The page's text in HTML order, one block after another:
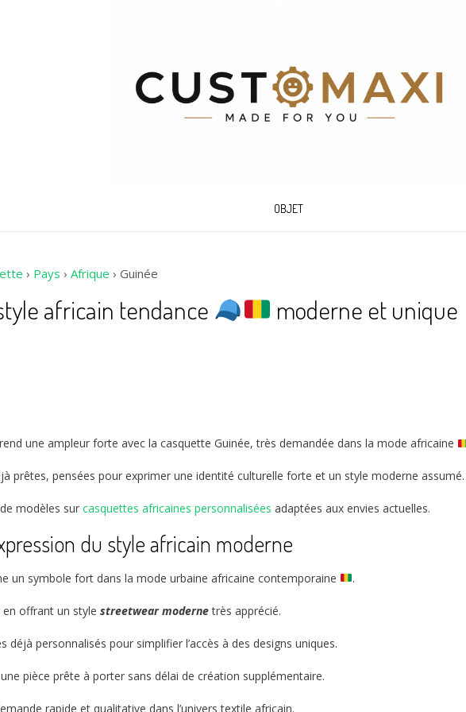
OBJET
› Pays › Afrique › Guinée
africain tendance moderne et unique
une ampleur forte avec la casquette Guinée, très demandée dans la mode africaine
prêtes, pensées pour exprimer une identité culturelle forte et un style moderne assumé.
modèles sur casquettes africaines personnalisées adaptées aux envies actuelles.
du style africain moderne
un symbole fort dans la mode urbaine africaine contemporaine .
offrant un style streetwear modernetrès apprécié.
personnalisés pour simplifier l’accès à des designs uniques.
pièce prête à porter sans délai de création supplémentaire.
rapide et qualitative dans l’univers textile africain.